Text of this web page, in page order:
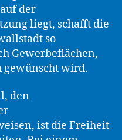
der
liegt, schafft die
so
Gewerbeflächen,
gewünscht wird.
den
ist die Freiheit